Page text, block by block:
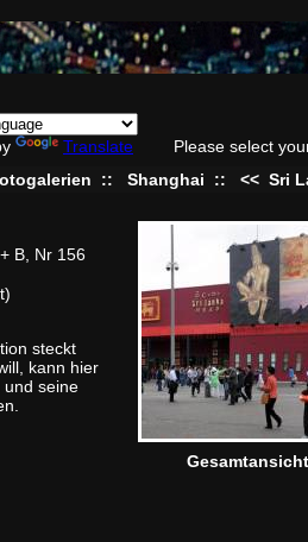
Translate
Please select
:: Shanghai :: << Sri
B, Nr 156
steckt
kann hier
und seine
Gesamtansicht